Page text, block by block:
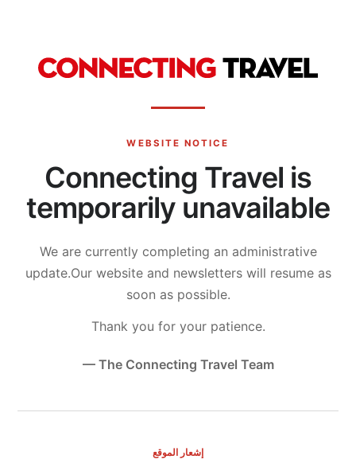
WEBSITE NOTICE
Connecting Travel is
temporarily unavailable
We are currently completing an administrative
update.Our website and newsletters will resume as
soon as possible.
Thank you for your patience.
— The Connecting Travel Team
إشعار الموقع